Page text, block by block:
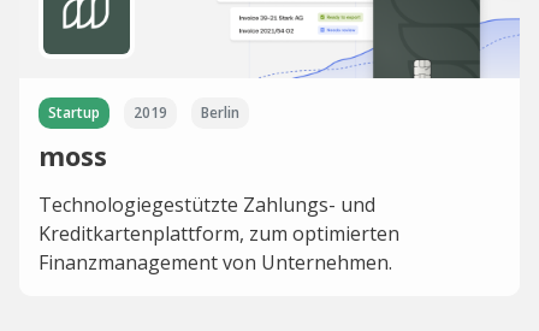
Startup 2019 Berlin
moss
Technologiegestützte Zahlungs- und
Kreditkartenplattform, zum optimierten
Finanzmanagement von Unternehmen.